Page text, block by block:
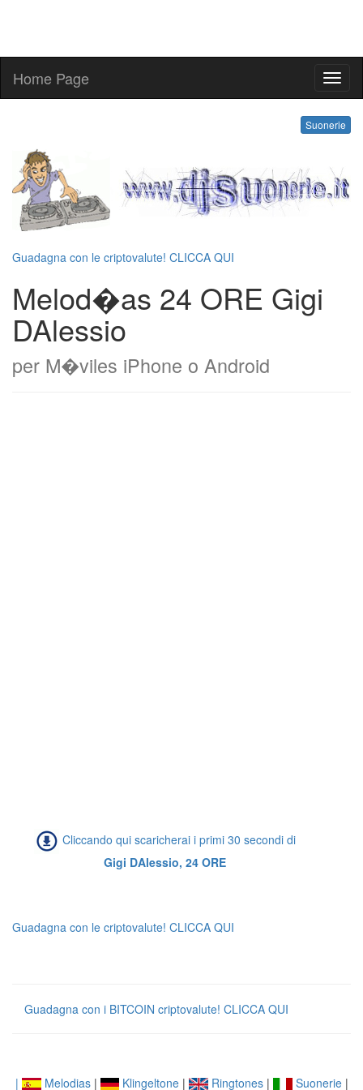
Home Page
Suonerie
Guadagna con le criptovalute! CLICCA QUI
Melod�as 24 ORE Gigi
DAlessio
per M�viles iPhone o Android
Cliccando qui scaricherai i primi 30 secondi di
Gigi DAlessio, 24 ORE
Guadagna con le criptovalute! CLICCA QUI
Guadagna con i BITCOIN criptovalute! CLICCA QUI
| Melodias| Klingeltone| Ringtones| Suonerie|